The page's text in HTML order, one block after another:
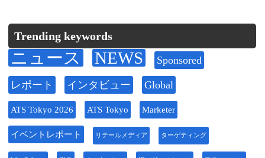
Trending keywords
ニュース NEWS Sponsored
レポート インタビュー Global
ATS Tokyo 2026 ATS Tokyo Marketer
イベントレポート リテールメディア ターゲティング